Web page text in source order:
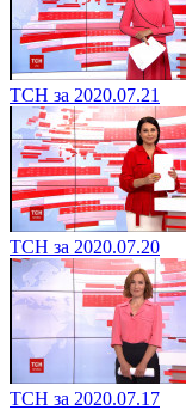
ТСН за 2020.07.21
ТСН за 2020.07.20
ТСН за 2020.07.17